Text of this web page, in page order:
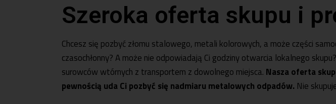
Szeroka oferta skupu i
Chcesz się pozbyć złomu stalowego, metali kolorowych, a może części
czasochłonny? A może nie odpowiadają Ci godziny otwarcia lokalnego
surowców wtórnych z transportem z dowolnego miejsca. Nasza oferta
pewnością uda Ci pozbyć się nadmiaru metalowych odpadów. Nie